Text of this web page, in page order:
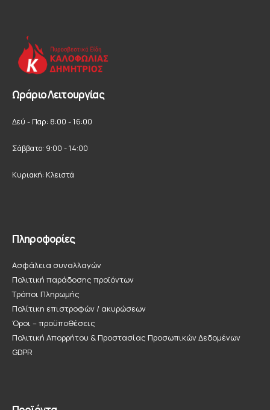
Ωράριο Λειτουργίας
Δεύ - Παρ: 8:00 - 16:00
Σάββατο: 9:00 - 14:00
Κυριακή: Κλειστά
Πληροφορίες
Ασφάλεια συναλλαγών
Πολιτική παράδοσης προϊόντων
Τρόποι Πληρωμής
Πολίτικη επιστροφών / ακυρώσεων
Όροι – προϋποθέσεις
Πολιτική Απορρήτου & Προστασίας Προσωπικών Δεδομένων
GDPR